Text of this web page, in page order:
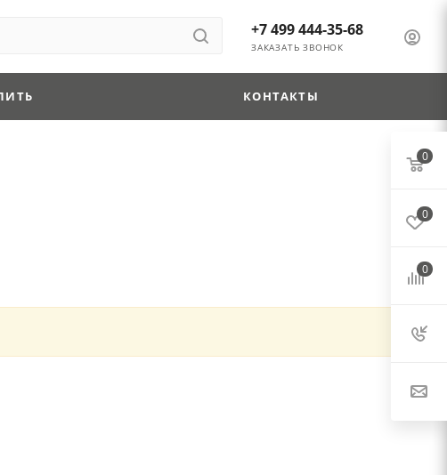
+7 499 444-35-68
ЗАКАЗАТЬ ЗВОНОК
КОНТАКТЫ
0
0
0